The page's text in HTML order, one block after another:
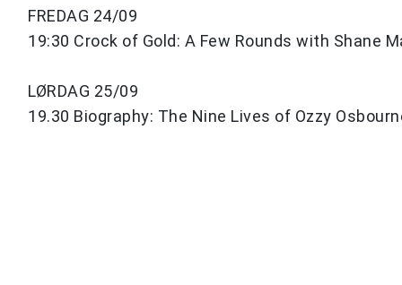
FREDAG 24/09
19:30 Crock of Gold: A Few Rounds with Shane
LØRDAG 25/09
19.30 Biography: The Nine Lives of Ozzy